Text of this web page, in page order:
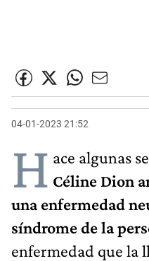
04-01-2023 21:52
H ace algunas
Céline Dion
una enfermedad
síndrome de la
enfermedad que la